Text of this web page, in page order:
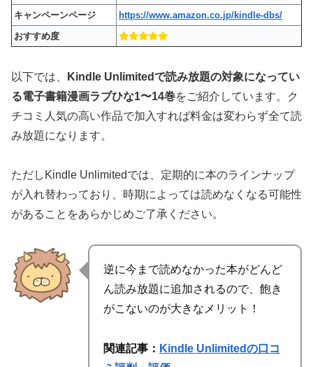
キャンペーンページ
https://www.amazon.co.jp/kindle-dbs/
おすすめ度
以下では、
Kindle Unlimitedで読み放題の対象になってい
る電子書籍漫画ラブひな1〜14巻をご紹介しています。ク
チコミ人気の高い作品で加入すれば料金は変わらず全て読
み放題になります。
ただしKindle Unlimitedでは、定期的に本のラインナップ
が入れ替わっており、時期によっては読めなくなる可能性
があることをあらかじめご了承ください。
逆に今まで読めなかった本がどんど
ん読み放題に追加されるので、飽き
がこないのが大きなメリット！
関連記事： Kindle Unlimitedの口コ